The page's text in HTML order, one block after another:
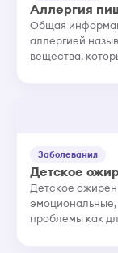
Аллергия
Общая
аллергией
вещества,
Заболевания
Детское
Детское
эмоциональные,
проблемы как